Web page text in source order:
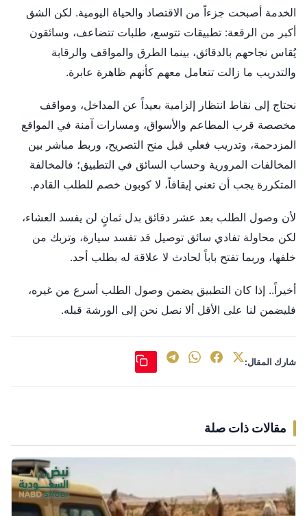
الخدمة أصبحت جزءاً من الاقتصاد والحياة اليومية. لكن الشق
أكبر من الرقعة: تطبيقات تتوسع، طلبات تتضاعف، وسائقون
يُقاس نجاحهم بالدقائق، بينما الطرق والمواقف والرقابة
والتدريب ما زالت تتعامل معهم كأنهم ظاهرة عابرة.
نحتاج إلى نقاط انتظار إلزامية بعيداً عن المداخل، ومواقف
مخصصة قرب المطاعم والأسواق، ومسارات آمنة في المواقع
المزدحمة، وتدريب فعلي قبل منح التصريح، وربط مباشر بين
المخالفات المرورية وحساب السائق في التطبيق؛ فالمخالفة
المتكررة يجب أن تعني إيقافاً، لا كوبون خصم للطلب القادم.
لأن وصول الطلب بعد عشر دقائق بدل ثمانٍ لن يفسد العشاء،
لكن محاولة تفادي سائق توصيل قد تفسد سيارة، وتربك من
خلفها، وربما تفتح باباً لحادث لا علاقة له بطلب أحد.
أخيراً.. إذا كان التطبيق يضمن وصول الطلب أسرع من غيره،
فليضمن لنا على الأقل ألا نصل نحن إلى الورشة قبله.
شارك المقال:
مقالات ذات صلة